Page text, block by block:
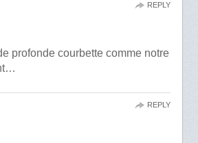
profonde courbette comme notre
REPLY
REPLY